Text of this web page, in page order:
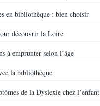
en bibliothèque : bien choisir
découvrir la Loire
à emprunter selon l’âge
la bibliothèque
de la Dyslexie chez l’enfant